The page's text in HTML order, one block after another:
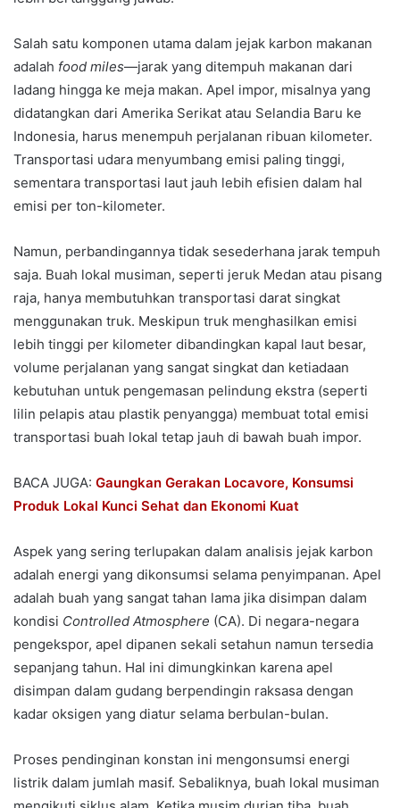
Salah satu komponen utama dalam jejak karbon makanan
adalah food miles—jarak yang ditempuh makanan dari
ladang hingga ke meja makan. Apel impor, misalnya yang
didatangkan dari Amerika Serikat atau Selandia Baru ke
Indonesia, harus menempuh perjalanan ribuan kilometer.
Transportasi udara menyumbang emisi paling tinggi,
sementara transportasi laut jauh lebih efisien dalam hal
emisi per ton-kilometer.
Namun, perbandingannya tidak sesederhana jarak tempuh
saja. Buah lokal musiman, seperti jeruk Medan atau pisang
raja, hanya membutuhkan transportasi darat singkat
menggunakan truk. Meskipun truk menghasilkan emisi
lebih tinggi per kilometer dibandingkan kapal laut besar,
volume perjalanan yang sangat singkat dan ketiadaan
kebutuhan untuk pengemasan pelindung ekstra (seperti
lilin pelapis atau plastik penyangga) membuat total emisi
transportasi buah lokal tetap jauh di bawah buah impor.
BACA JUGA: Gaungkan Gerakan Locavore, Konsumsi
Produk Lokal Kunci Sehat dan Ekonomi Kuat
Aspek yang sering terlupakan dalam analisis jejak karbon
adalah energi yang dikonsumsi selama penyimpanan. Apel
adalah buah yang sangat tahan lama jika disimpan dalam
kondisi Controlled Atmosphere (CA). Di negara-negara
pengekspor, apel dipanen sekali setahun namun tersedia
sepanjang tahun. Hal ini dimungkinkan karena apel
disimpan dalam gudang berpendingin raksasa dengan
kadar oksigen yang diatur selama berbulan-bulan.
Proses pendinginan konstan ini mengonsumsi energi
listrik dalam jumlah masif. Sebaliknya, buah lokal musiman